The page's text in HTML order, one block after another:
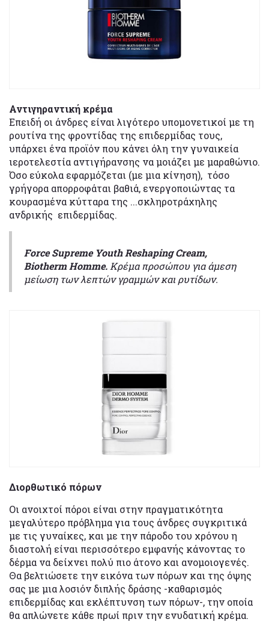
Αντιγηραντική κρέμα
Επειδή οι άνδρες είναι λιγότερο υπομονετικοί με τη
ρουτίνα της φροντίδας της επιδερμίδας τους,
υπάρχει ένα προϊόν που κάνει όλη την γυναικεία
ιεροτελεστία αντιγήρανσης να μοιάζει με μαραθώνιο.
Όσο εύκολα εφαρμόζεται (με μια κίνηση), τόσο
γρήγορα απορροφάται βαθιά, ενεργοποιώντας τα
κουρασμένα κύτταρα της ...σκληροτράχηλης
ανδρικής επιδερμίδας.
Force Supreme Youth Reshaping Cream,
Biotherm Homme. Κρέμα προσώπου για άμεση
μείωση των λεπτών γραμμών και ρυτίδων.
Διορθωτικό πόρων
Οι ανοιχτοί πόροι είναι στην πραγματικότητα
μεγαλύτερο πρόβλημα για τους άνδρες συγκριτικά
με τις γυναίκες, και με την πάροδο του χρόνου η
διαστολή είναι περισσότερο εμφανής κάνοντας το
δέρμα να δείχνει πολύ πιο άτονο και ανομοιογενές.
Θα βελτιώσετε την εικόνα των πόρων και της όψης
σας με μια λοσιόν διπλής δράσης -καθαρισμός
επιδερμίδας και εκλέπτυνση των πόρων-, την οποία
θα απλώνετε κάθε πρωί πριν την ενυδατική κρέμα.